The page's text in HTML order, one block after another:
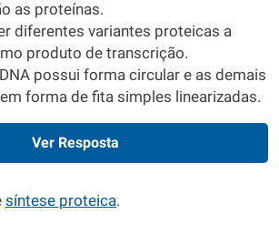
as proteínas.
diferentes variantes proteicas a
produto de transcrição.
possui forma circular e as demais
forma de fita simples linearizadas.
Ver Resposta
síntese proteica.